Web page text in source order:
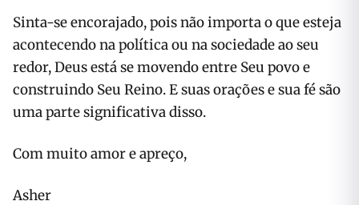
Sinta-se encorajado, pois não importa o que esteja
acontecendo na política ou na sociedade ao seu
redor, Deus está se movendo entre Seu povo e
construindo Seu Reino. E suas orações e sua fé são
uma parte significativa disso.
Com muito amor e apreço,
Asher